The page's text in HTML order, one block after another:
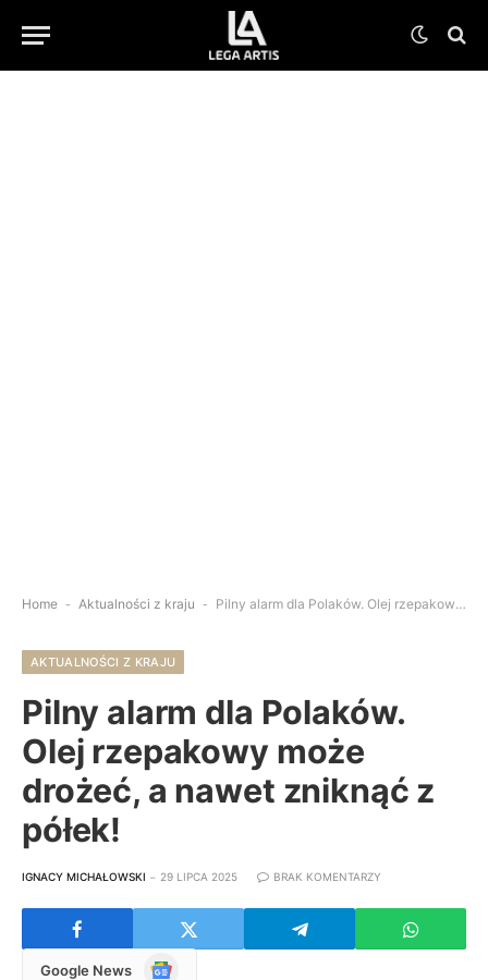
Home - Aktualności z kraju - Pilny alarm dla Polaków. Olej rzepakowy może drożeć, a nawet zniknąć z półek!
AKTUALNOŚCI Z KRAJU
Pilny alarm dla Polaków.
Olej rzepakowy może
drożeć, a nawet zniknąć z
półek!
IGNACY MICHAŁOWSKI 29 LIPCA 2025 BRAK KOMENTARZY
Google News
Google